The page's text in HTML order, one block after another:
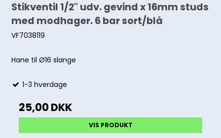
Stikventil 1/2" udv. gevind x 16mm studs
med modhager. 6 bar sort/blå
VF7038119
Hane til Ø16 slange
1-3 hverdage
25,00 DKK
VIS PRODUKT